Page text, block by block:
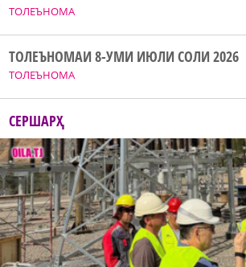
ТОЛЕЪНОМА
ТОЛЕЪНОМА
ТОЛЕЪНОМАИ 8-УМИ ИЮЛИ СОЛИ 2026
СЕРШАРҲ